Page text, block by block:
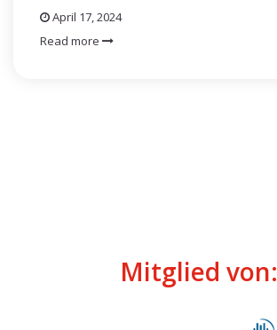
April 17, 2024
Read more
Mitglied von: